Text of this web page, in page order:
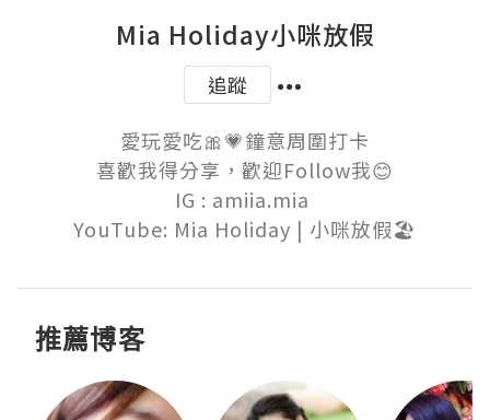
Mia Holiday小咪放假
追蹤
愛玩愛吃🎀💗鐘意周圍打卡
喜歡我得分享，歡迎Follow我😊
IG : amiia.mia
YouTube: Mia Holiday | 小咪放假🏖️
推薦博客